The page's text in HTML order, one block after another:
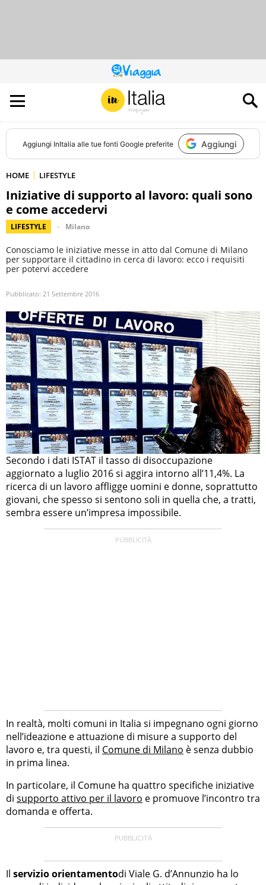
QUESTO
SITO
CONTRIBUISCE
ALL’AUDIENCE
DI
Aggiungi InItalia alle tue fonti Google preferite Aggiungi
HOME LIFESTYLE
Iniziative di supporto al lavoro: quali sono
e come accedervi
LIFESTYLE Milano
Conosciamo le iniziative messe in atto dal Comune di Milano
per supportare il cittadino in cerca di lavoro: ecco i requisiti
per potervi accedere
Pubblicato: 21 Settembre 2016
Secondo i dati ISTAT il tasso di disoccupazione
aggiornato a luglio 2016 si aggira intorno all’11,4%. La
ricerca di un lavoro affligge uomini e donne, soprattutto
giovani, che spesso si sentono soli in quella che, a tratti,
sembra essere un’impresa impossibile.
In realtà, molti comuni in Italia si impegnano ogni giorno
nell’ideazione e attuazione di misure a supporto del
lavoro e, tra questi, il Comune di Milano è senza dubbio
in prima linea.
In particolare, il Comune ha quattro specifiche iniziative
di supporto attivo per il lavoro e promuove l’incontro tra
domanda e offerta.
Il servizio orientamentodi Viale G. d’Annunzio ha lo